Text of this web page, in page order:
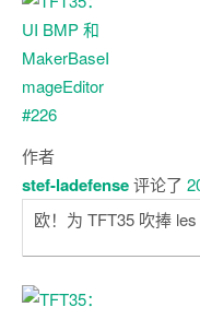
作者
stef-ladefense评论了
欧！为 TFT35 吹捧